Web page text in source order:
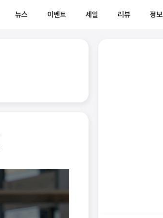
뉴스 이벤트 세일 리뷰 정보